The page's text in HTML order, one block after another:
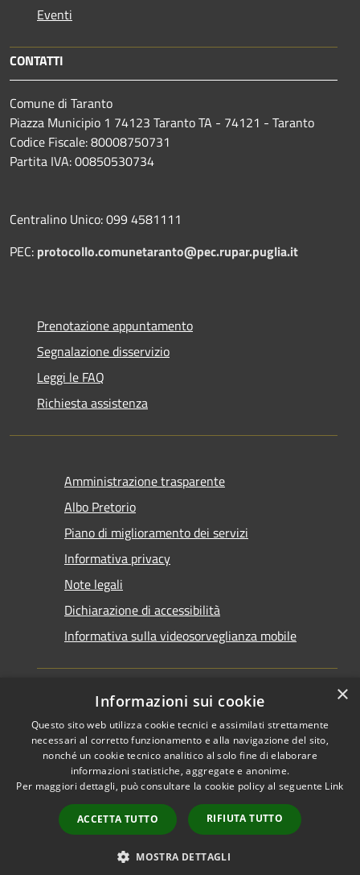
Eventi
CONTATTI
Comune di Taranto
Piazza Municipio 1 74123 Taranto TA - 74121 - Taranto
Codice Fiscale: 80008750731
Partita IVA: 00850530734
Centralino Unico: 099 4581111
PEC: protocollo.comunetaranto@pec.rupar.puglia.it
Prenotazione appuntamento
Segnalazione disservizio
Leggi le FAQ
Richiesta assistenza
Amministrazione trasparente
Albo Pretorio
Piano di miglioramento dei servizi
Informativa privacy
Note legali
Dichiarazione di accessibilità
Informativa sulla videosorveglianza mobile
RSS
Accessibilità
Cookie
Mappa del sito
Area riservata del
Copyright © 2026 • Comune di
Taranto • Powered by
Municipium•Accesso
redazione
×
Informazioni sui cookie
Questo sito web utilizza cookie tecnici e assimilati strettamente
necessari al corretto funzionamento e alla navigazione del sito,
nonché un cookie tecnico analitico al solo fine di elaborare
informazioni statistiche, aggregate e anonime.
Per maggiori dettagli, può consultare la cookie policy al seguente Link
ACCETTA TUTTO RIFIUTA TUTTO
MOSTRA DETTAGLI